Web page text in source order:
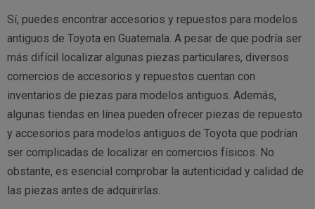
Sí, puedes encontrar accesorios y repuestos para modelos
antiguos de Toyota en Guatemala. A pesar de que podría ser
más difícil localizar algunas piezas particulares, diversos
comercios de accesorios y repuestos cuentan con
inventarios de piezas para modelos antiguos. Además,
algunas tiendas en línea pueden ofrecer piezas de repuesto
y accesorios para modelos antiguos de Toyota que podrían
ser complicadas de localizar en comercios físicos. No
obstante, es esencial comprobar la autenticidad y calidad de
las piezas antes de adquirirlas.